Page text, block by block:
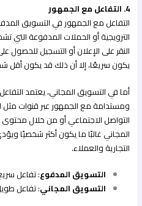
4. التفاعل مع الجمهور
التفاعل مع الجمهور في التسويق
الترويجية أو الحملات المدفوعة التي
النقر على الإعلان أو التسجيل
يكون سريعًا، إلا أن ذلك قد يكون أقل
أما في التسويق المجاني، يعتمد
ومستدامة مع الجمهور عبر قنوات مثل
التواصل الاجتماعي أو من خلال
المجاني غالبًا ما يكون أكثر شخصيًا
التجارية والعملاء.
التسويق المدفوع: تفاعل
التسويق المجاني: تفاعل